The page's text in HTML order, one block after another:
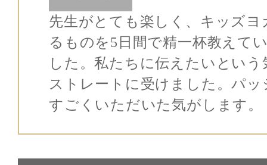
先生がとても楽しく、キッズヨ
るものを5日間で精一杯教えて
した。私たちに伝えたいという
ストレートに受けました。パ
すごくいただいた気がします。